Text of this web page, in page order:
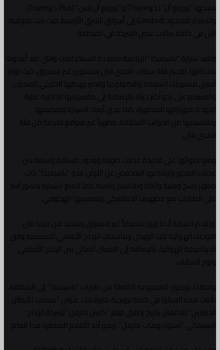
بنسخها “تورينغ أل” (Touring L) و”تورينغ أل بلس” (Touring L Plus)
والاصدار المحدود (Limited) إلى أسواق الشرق الأوسط، حيث باتت متوفرة
الآن في كافة صالات عرض الشركة في المنطقة.
وتعيد سيارة “باسيفيكا” الرياضية متعددة الاستخدامات والتي تعد أعجوبة
بحد ذاتها، تقديم فئة سيارات الميني فان بمستوىً غير مسبوق، حيث توفر
أفضل مستويات السلامة والتكنولوجيا وتتميز بهيكلها الخارجي المنحوت
والمصمم على نحو أكثر جرأة، بالإضافة إلى مقصورتها الداخلية عالية
الجودة بتجهيزاتها المتطورة، كما تبدي أبعاد السيارة وتصميمها
وتقاسيمها من الجوانب المختلفة، مظهراً غير متوقع لمركبة من فئة
الميني فان.
ومع احتوائها على قاعدة عجلات طويلة ووجود مسافة واسعة بين
عجلات المحور وارتفاعها المنخفض عن الأرض، تبدو “باسيفيكا” ذات
مظهر راسخ وهيبة واثقة وتقاسيم رياضية. كما تتمتع السيارة بحضور آسر
على الطرقات مع مظهرها الديناميكي وتصميمها الهجومي.
وتقدم السيارة أداءً إيروديناميكياً غير مسبوق يستفيد من مزايا مثل
اللوحات الهوائية تحت الهيكل وماسحات الزجاج الأمامي المصممة وفق
الديناميكية الهوائية، بالإضافة إلى الاتصال المثالي بين الزجاج الأمامي
ولوح السقف.
واحتفاءً بوصول المجموعة الكاملة من طرازات “باسيفيكا” إلى المنطقة،
تألقت هذه السيارة في حملة ترويجية مثيرة تحت عنوان “صممت للأبطال
الخارقين” للاحتفال بتاريخ إطلاق فيلم “كابتن مارفل” لشركة الإنتاج
السينمائي “استوديوهات مارفل”، وهو أحد الأفلام المنتظرة هذا العام،